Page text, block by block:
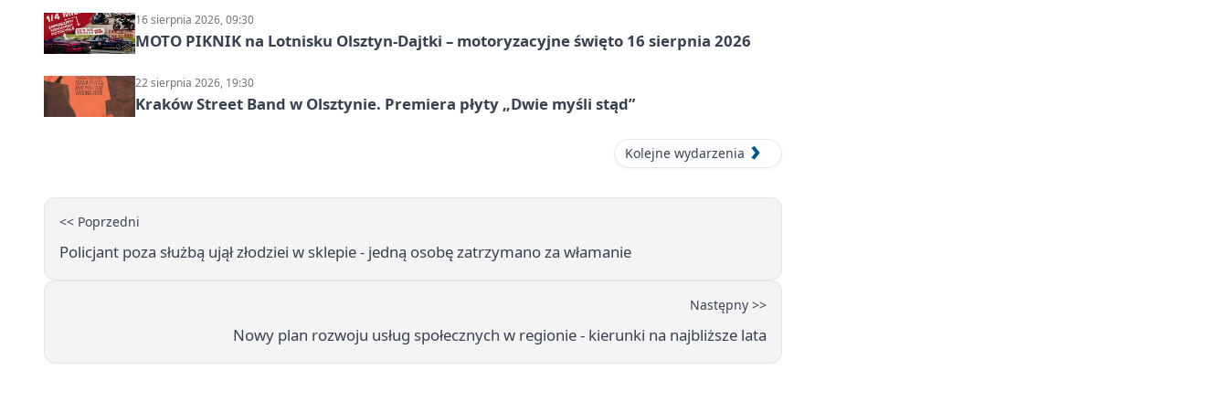
16 sierpnia 2026, 09:30
MOTO PIKNIK na Lotnisku Olsztyn-Dajtki – motoryzacyjne święto 16 sierpnia 2026
22 sierpnia 2026, 19:30
Kraków Street Band w Olsztynie. Premiera płyty „Dwie myśli stąd”
Kolejne wydarzenia
<< Poprzedni
Policjant poza służbą ujął złodziei w sklepie - jedną osobę zatrzymano za włamanie
Następny >>
Nowy plan rozwoju usług społecznych w regionie - kierunki na najbliższe lata